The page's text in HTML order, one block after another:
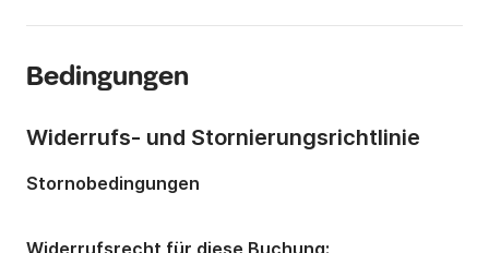
Anzahl Plätze an Bord:
Anzahl Badezimmer:
Bedingungen
Widerrufs- und Stornierungsrichtlinie
Stornobedingungen
Widerrufsrecht für diese Buchung: